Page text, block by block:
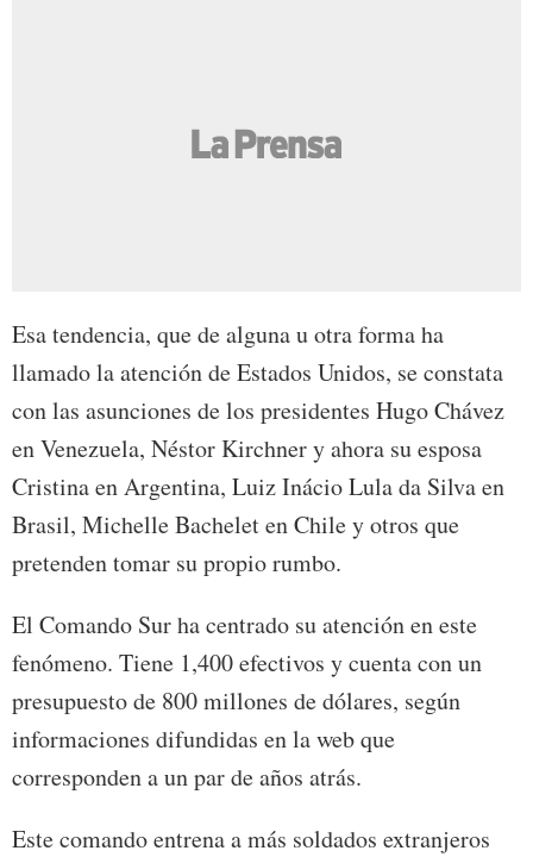
Esa tendencia, que de alguna u otra forma ha
llamado la atención de Estados Unidos, se constata
con las asunciones de los presidentes Hugo Chávez
en Venezuela, Néstor Kirchner y ahora su esposa
Cristina en Argentina, Luiz Inácio Lula da Silva en
Brasil, Michelle Bachelet en Chile y otros que
pretenden tomar su propio rumbo.
El Comando Sur ha centrado su atención en este
fenómeno. Tiene 1,400 efectivos y cuenta con un
presupuesto de 800 millones de dólares, según
informaciones difundidas en la web que
corresponden a un par de años atrás.
Este comando entrena a más soldados extranjeros